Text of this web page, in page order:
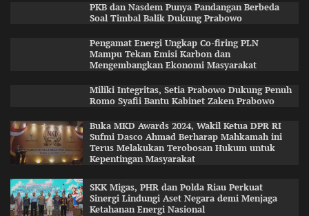
PKB dan Nasdem Punya Pandangan Berbeda
Soal Timbal Balik Dukung Prabowo
Pengamat Energi Ungkap Co-firing PLN
Mampu Tekan Emisi Karbon dan
Mengembangkan Ekonomi Masyarakat
Miliki Integritas, Setia Prabowo Dukung Penuh
Romo Syafii Bantu Kabinet Zaken Prabowo
Buka MKD Awards 2024, Wakil Ketua DPR RI
Sufmi Dasco Ahmad Berharap Mahkamah ini
Terus Melakukan Terobosan Hukum untuk
Kepentingan Masyarakat
SKK Migas, PHR dan Polda Riau Perkuat
Sinergi Lindungi Aset Negara demi Menjaga
Ketahanan Energi Nasional